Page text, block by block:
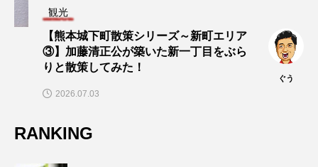
観光
【熊本城下町散策シリーズ～新町エリア
③】加藤清正公が築いた新一丁目をぶら
りと散策してみた！
ぐう
2026.07.03
RANKING